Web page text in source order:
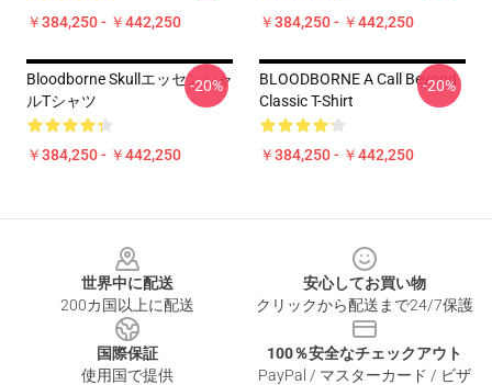
￥384,250 - ￥442,250 ￥384,250 - ￥442,250
Bloodborne Skullエッセンシャ
ルTシャツ
￥384,250 - ￥442,250
-20%
BLOODBORNE A Call Beyond
Classic T-Shirt
￥384,250 - ￥442,250
-20%
世界中に配送
200カ国以上に配送
安心してお買い物
クリックから配送まで24/7保護
国際保証
使用国で提供
100％安全なチェックアウト
PayPal / マスターカード / ビザ